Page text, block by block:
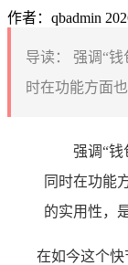
作者：qbadmin
导读：
强调“
时在功能方面
强调“钱
同时在功能
的实用性，
在如今这个